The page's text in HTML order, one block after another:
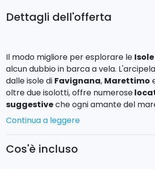
Dettagli dell'offerta
Il modo migliore per esplorare le
alcun dubbio in barca a vela.
dalle isole di Favignana, Marettimo
oltre due isolotti, offre numerose
suggestiveche ogni amante del
incontaminata dovrebbe vedere.
A bordo di unabarca a vela Dufour
bellezza, potrete dedicarvi allo
Continua a leggere
Cos'è incluso